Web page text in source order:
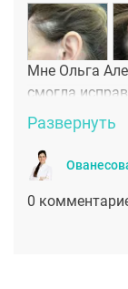
Мне Ольга
смогла
который
оставив
Ольге
кейса и
Развернуть
0